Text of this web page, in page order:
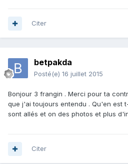
Citer
betpakda
Posté(e) 16 juillet 2015
Bonjour 3 frangin . Merci pour ta
que j'ai toujours entendu . Qu'en est
sont allés et on des photos et plus
Citer